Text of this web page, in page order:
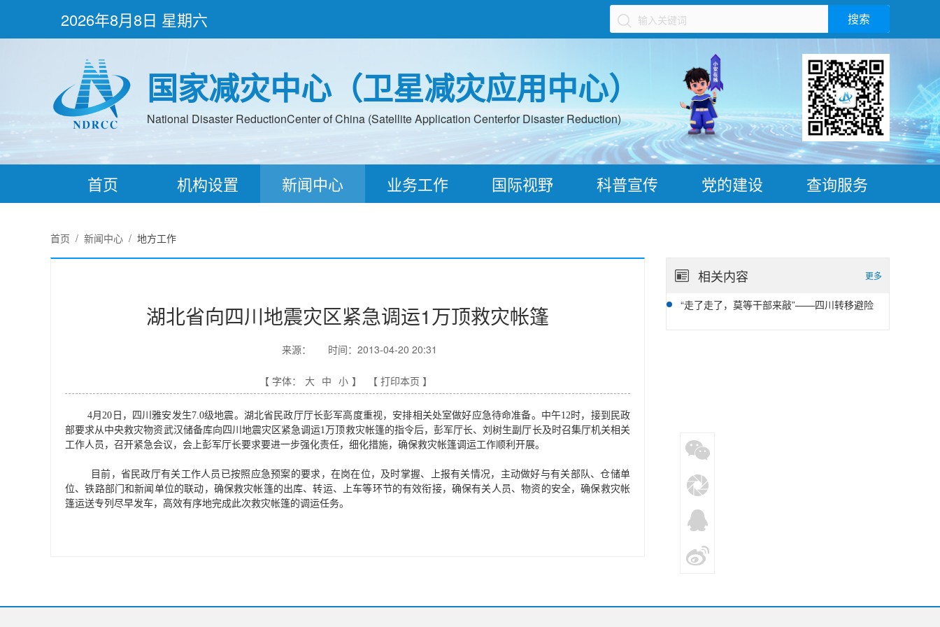
2026年8月8日 星期六 搜索
国家减灾中心（卫星减灾应用中心）
National Disaster ReductionCenter of China (Satellite Application Centerfor Disaster Reduction)
首页 机构设置 新闻中心 业务工作 国际视野 科普宣传 党的建设 查询服务
首页 / 新闻中心 / 地方工作
湖北省向四川地震灾区紧急调运1万顶救灾帐篷
来源： 时间：2013-04-20 20:31
【 字体： 大 中 小 】 【 打印本页 】
4月20日，四川雅安发生7.0级地震。湖北省民政厅厅长彭军高度重视，安排相关处室做好应急待命准备。中午12时，接到民政
部要求从中央救灾物资武汉储备库向四川地震灾区紧急调运1万顶救灾帐篷的指令后，彭军厅长、刘树生副厅长及时召集厅机关相关
工作人员，召开紧急会议，会上彭军厅长要求要进一步强化责任，细化措施，确保救灾帐篷调运工作顺利开展。
目前，省民政厅有关工作人员已按照应急预案的要求，在岗在位，及时掌握、上报有关情况，主动做好与有关部队、仓储单
位、铁路部门和新闻单位的联动，确保救灾帐篷的出库、转运、上车等环节的有效衔接，确保有关人员、物资的安全，确保救灾帐
篷运送专列尽早发车，高效有序地完成此次救灾帐篷的调运任务。
相关内容 更多
“走了走了，莫等干部来敲”——四川转移避险